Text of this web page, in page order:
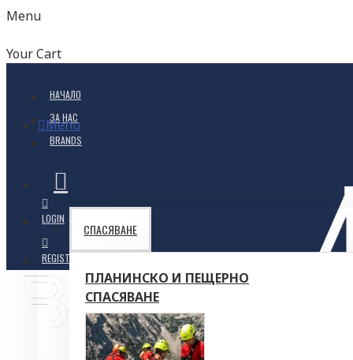
Menu
Your Cart
НАЧАЛО
ЗА НАС
BRANDS
Menu
СПАСЯВАНЕ
ПЛАНИНСКО И ПЕЩЕРНО
СПАСЯВАНЕ
LOGIN
REGISTER